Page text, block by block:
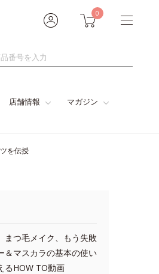
0
店舗情報 マガジン
を伝授
まつ毛メイク、もう失敗
＆マスカラの基本の使い
るHOW TO動画